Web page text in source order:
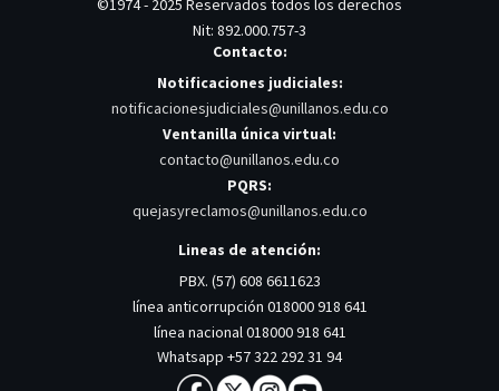
©1974 - 2025 Reservados todos los derechos
Nit: 892.000.757-3
Contacto:
Notificaciones judiciales:
notificacionesjudiciales@unillanos.edu.co
Ventanilla única virtual:
contacto@unillanos.edu.co
PQRS:
quejasyreclamos@unillanos.edu.co
Lineas de atención:
PBX. (57) 608 6611623
línea anticorrupción 018000 918 641
línea nacional 018000 918 641
Whatsapp +57 322 292 31 94